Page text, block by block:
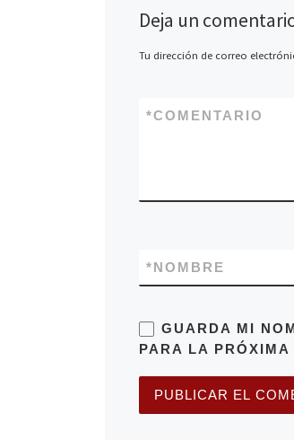
Deja un
Tu dirección de correo
COMENTARIO
*
NOMBRE
*
GUARDA MI
PARA LA